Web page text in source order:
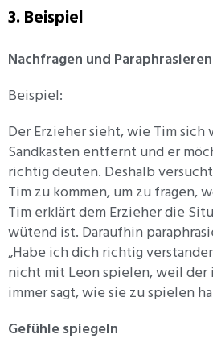
3. Beispiel
Nachfragen und Paraphrasieren
Beispiel:
Der Erzieher sieht, wie Tim sich
Sandkasten entfernt und er
richtig deuten. Deshalb
Tim zu kommen, um zu fragen,
Tim erklärt dem Erzieher die
wütend ist. Daraufhin
„Habe ich dich richtig
nicht mit Leon spielen, weil der
immer sagt, wie sie zu spielen
Gefühle spiegeln